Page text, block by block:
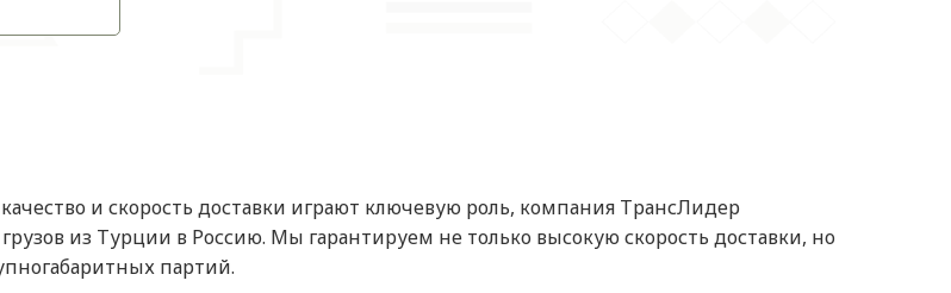
и скорость доставки играют ключевую роль, компания ТрансЛидер
из Турции в Россию. Мы гарантируем не только высокую скорость доставки, но
партий.